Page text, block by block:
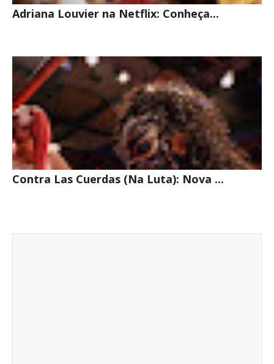
Adriana Louvier na Netflix: Conheça...
Contra Las Cuerdas (Na Luta): Nova ...